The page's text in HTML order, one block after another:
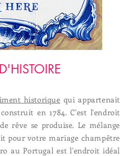
historique qui appartenait
en 1784. C'est l'endroit
rêve se produise. Le mélange
pour votre mariage champêtre
au Portugal est l'endroit idéal